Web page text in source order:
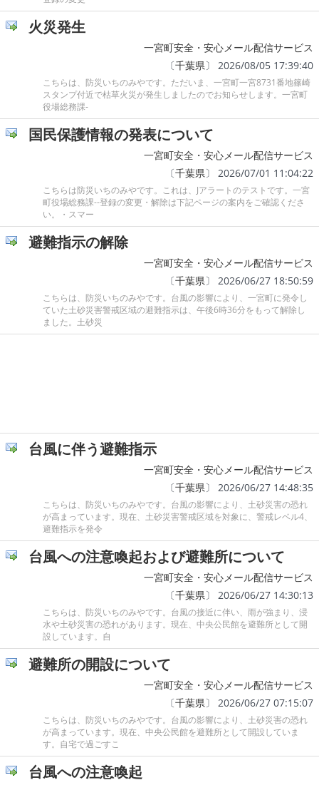
火災発生
一宮町安全・安心メール配信サービス
〔千葉県〕 2026/08/05 17:39:40
こちらは、防災いちのみやです。ただいま、一宮町一宮8731番地篠崎
スタンプ付近で枯草火災が発生しましたのでお知らせします。一宮町
役場総務課-
国民保護情報の発表について
一宮町安全・安心メール配信サービス
〔千葉県〕 2026/07/01 11:04:22
こちらは防災いちのみやです。これは、Jアラートのテストです。一宮
町役場総務課--登録の変更・解除は下記ページの案内をご確認くださ
い。・スマー
避難指示の解除
一宮町安全・安心メール配信サービス
〔千葉県〕 2026/06/27 18:50:59
こちらは、防災いちのみやです。台風の影響により、一宮町に発令し
ていた土砂災害警戒区域の避難指示は、午後6時36分をもって解除し
ました。土砂災
台風に伴う避難指示
一宮町安全・安心メール配信サービス
〔千葉県〕 2026/06/27 14:48:35
こちらは、防災いちのみやです。台風の影響により、土砂災害の恐れ
が高まっています。現在、土砂災害警戒区域を対象に、警戒レベル4、
避難指示を発令
台風への注意喚起および避難所について
一宮町安全・安心メール配信サービス
〔千葉県〕 2026/06/27 14:30:13
こちらは、防災いちのみやです。台風の接近に伴い、雨が強まり、浸
水や土砂災害の恐れがあります。現在、中央公民館を避難所として開
設しています。自
避難所の開設について
一宮町安全・安心メール配信サービス
〔千葉県〕 2026/06/27 07:15:07
こちらは、防災いちのみやです。台風の影響により、土砂災害の恐れ
が高まっています。現在、中央公民館を避難所として開設していま
す。自宅で過ごすこ
台風への注意喚起